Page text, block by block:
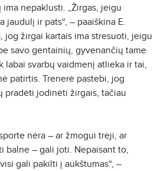
nepaklusti. „Žirgas, jeigu
jaudulį ir pats“, – paaiškina E.
jog žirgai kartais ima stresuoti, jeigu
savo gentainių, gyvenančių tame
labai svarbų vaidmenį atlieka ir tai,
patirtis. Trenerė pastebi, jog
pradėti jodinėti žirgais, tačiau
nėra – ar žmogui treji, ar
balne – gali joti. Nepaisant to,
gali pakilti į aukštumas“, –